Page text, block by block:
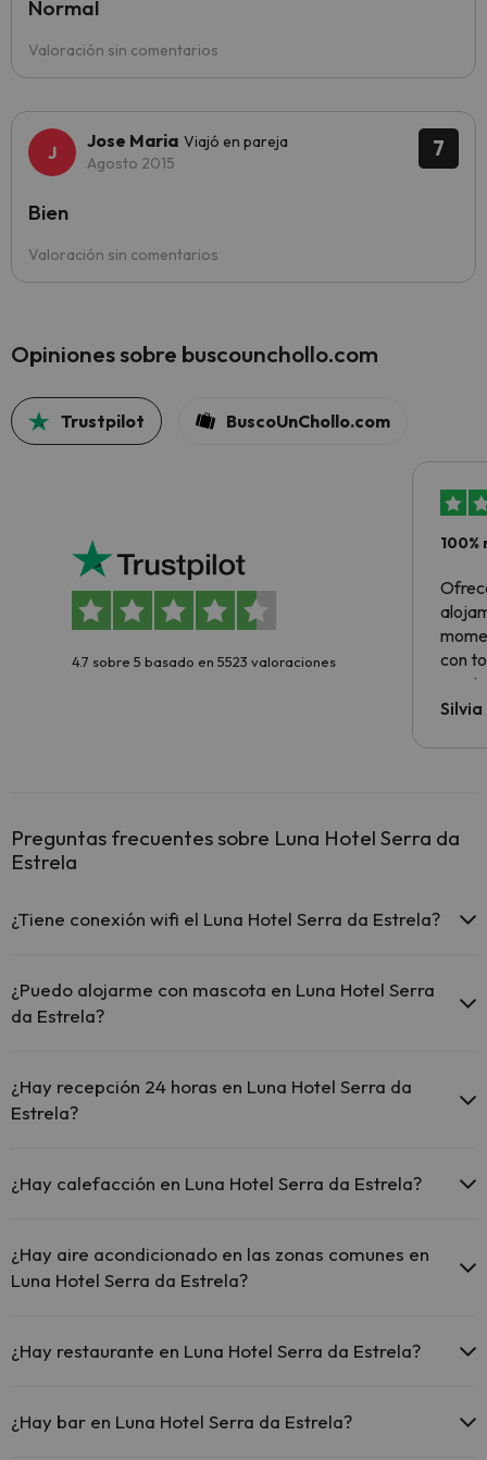
Valoración sin comentarios
Normal
7
Jose Maria Viajó en pareja
Agosto 2015
Valoración sin comentarios
Bien
Opiniones sobre buscounchollo.com
Trustpilot BuscoUnChollo.com
4.7 sobre 5 basado en 5523 valoraciones
con
Preguntas frecuentes sobre Luna Hotel Serra da
Estrela
¿Tiene conexión wifi el Luna Hotel Serra da Estrela?
el hotel.
El Luna Hotel Serra da Estrela ofrece Wi-Fi gratuito en zonas
¿Puedo alojarme con mascota en Luna Hotel Serra
da Estrela?
¿Hay recepción 24 horas en Luna Hotel Serra da
Estrela?
¿Hay calefacción en Luna Hotel Serra da Estrela?
comunes.
¿Hay aire acondicionado en las zonas comunes en
Luna Hotel Serra da Estrela?
zonas comunes.
¿Hay restaurante en Luna Hotel Serra da Estrela?
¿Hay bar en Luna Hotel Serra da Estrela?